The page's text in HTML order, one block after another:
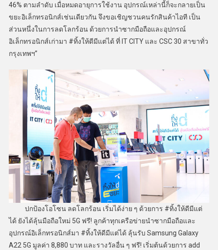
46% ตามลำดับ เมื่อหมดอายุการใช้งาน อุปกรณ์เหล่านี้ก็จะกลายเป็น
ขยะอิเล็กทรอนิกส์เช่นเดียวกัน จึงขอเชิญชวนคนรักสินค้าไอที เป็น
ส่วนหนึ่งในการลดโลกร้อน ด้วยการนำซากมือถือและอุปกรณ์
อิเล็กทรอนิกส์เก่ามา #ทิ้งให้ดีมีแต่ได้ ที่ IT CITY และ CSC 30 สาขาทั่ว
กรุงเทพฯ”
ปกป้องโอโซน ลดโลกร้อน เริ่มได้ง่าย ๆ ด้วยการ #ทิ้งให้ดีมีแต่
ได้ ยังได้ลุ้นมือถือใหม่ 5G ฟรี! ลูกค้าทุกเครือข่ายนำซากมือถือและ
อุปกรณ์อิเล็กทรอนิกส์มา #ทิ้งให้ดีมีแต่ได้ ลุ้นรับ Samsung Galaxy
A22 5G มูลค่า 8,880 บาท และรางวัลอื่น ๆ ฟรี! เริ่มต้นด้วยการ add